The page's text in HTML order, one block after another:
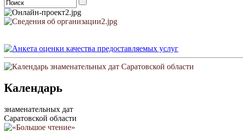
Календарь
знаменательных дат
Саратовской области